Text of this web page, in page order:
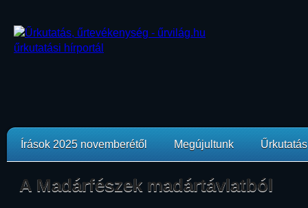
Írások 2025 novemberétől Megújultunk
A Madárfészek madártávlatból